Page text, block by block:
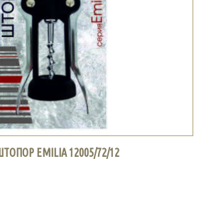
EMILIA 12005/72/12